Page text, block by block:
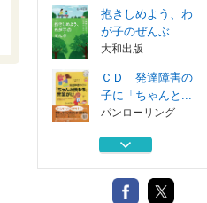
抱きしめよう、わ
が子のぜんぶ ...
大和出版
ＣＤ 発達障害の
子に「ちゃんと...
パンローリング
子育てに迷ったと
大和書房